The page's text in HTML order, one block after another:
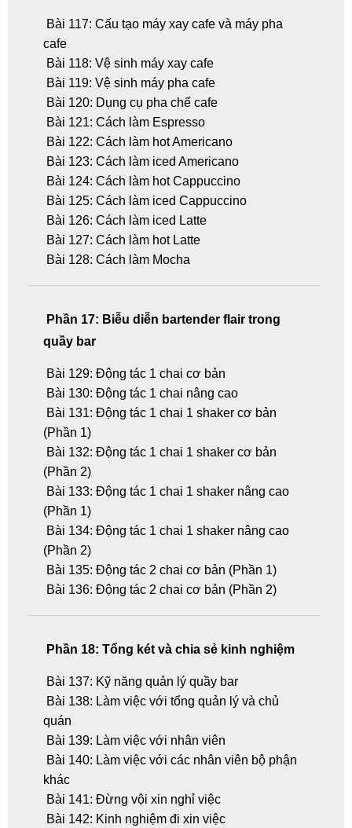
Bài 117: Cấu tạo máy xay cafe và máy pha
cafe
Bài 118: Vệ sinh máy xay cafe
Bài 119: Vệ sinh máy pha cafe
Bài 120: Dụng cụ pha chế cafe
Bài 121: Cách làm Espresso
Bài 122: Cách làm hot Americano
Bài 123: Cách làm iced Americano
Bài 124: Cách làm hot Cappuccino
Bài 125: Cách làm iced Cappuccino
Bài 126: Cách làm iced Latte
Bài 127: Cách làm hot Latte
Bài 128: Cách làm Mocha
Phần 17: Biễu diễn bartender flair trong
quầy bar
Bài 129: Động tác 1 chai cơ bản
Bài 130: Động tác 1 chai nâng cao
Bài 131: Động tác 1 chai 1 shaker cơ bản
(Phần 1)
Bài 132: Động tác 1 chai 1 shaker cơ bản
(Phần 2)
Bài 133: Động tác 1 chai 1 shaker nâng cao
(Phần 1)
Bài 134: Động tác 1 chai 1 shaker nâng cao
(Phần 2)
Bài 135: Động tác 2 chai cơ bản (Phần 1)
Bài 136: Động tác 2 chai cơ bản (Phần 2)
Phần 18: Tổng két và chia sẻ kinh nghiệm
Bài 137: Kỹ năng quản lý quầy bar
Bài 138: Làm việc với tổng quản lý và chủ
quán
Bài 139: Làm việc với nhân viên
Bài 140: Làm việc với các nhân viên bộ phận
khác
Bài 141: Đừng vội xin nghỉ việc
Bài 142: Kinh nghiệm đi xin việc